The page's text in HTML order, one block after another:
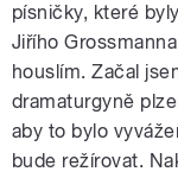
písničky, které
Jiřího
houslím. Začal
dramaturgyně
aby to bylo
bude režírovat.